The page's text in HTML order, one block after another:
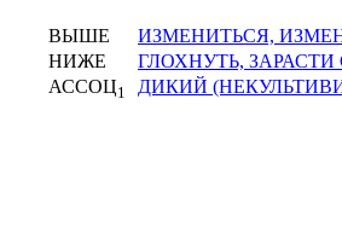
ВЫШЕ
ИЗМЕНИТЬСЯ,
НИЖЕ
ГЛОХНУТЬ,
АССОЦ1 ДИКИЙ